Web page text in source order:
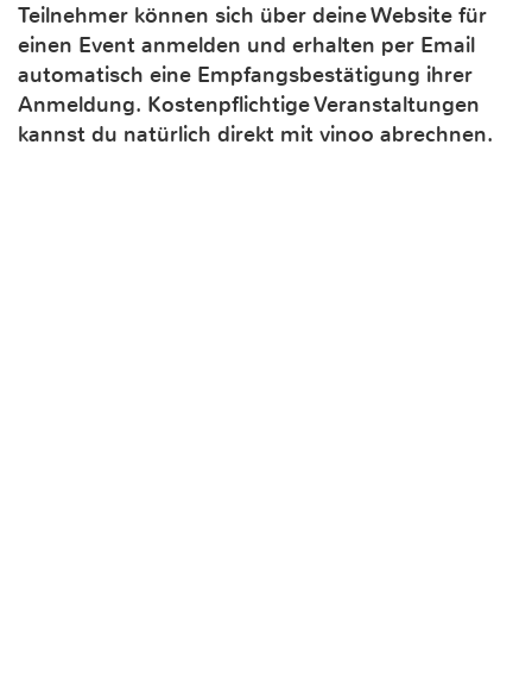
Teilnehmer können sich über deine Website für
einen Event anmelden und erhalten per Email
automatisch eine Empfangsbestätigung ihrer
Anmeldung. Kostenpflichtige Veranstaltungen
kannst du natürlich direkt mit vinoo abrechnen.